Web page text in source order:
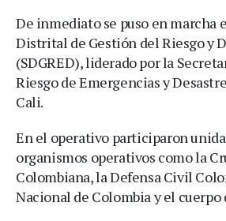
De inmediato se puso en marcha
Distrital de Gestión del Riesgo y
(SDGRED), liderado por la
Riesgo de Emergencias y
Cali.
En el operativo participaron
organismos operativos como la
Colombiana, la Defensa Civil
Nacional de Colombia y el cuerpo